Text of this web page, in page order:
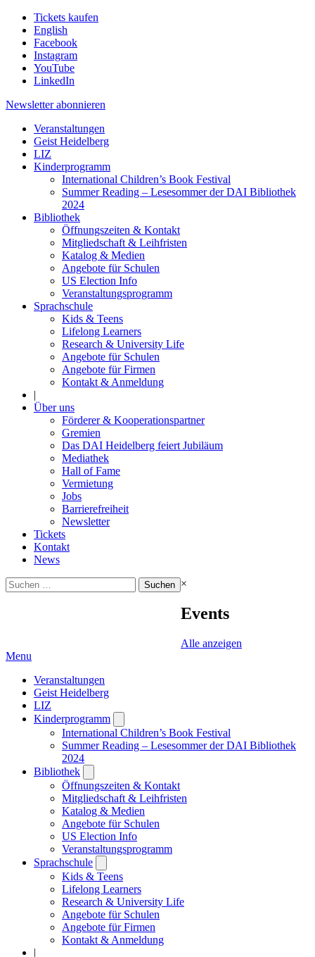
Tickets kaufen
English
Facebook
Instagram
YouTube
LinkedIn
Newsletter abonnieren
Veranstaltungen
Geist Heidelberg
LIZ
Kinderprogramm
International Children’s Book Festival
Summer Reading – Lesesommer der DAI Bibliothek
2024
Bibliothek
Öffnungszeiten & Kontakt
Mitgliedschaft & Leihfristen
Katalog & Medien
Angebote für Schulen
US Election Info
Veranstaltungsprogramm
Sprachschule
Kids & Teens
Lifelong Learners
Research & University Life
Angebote für Schulen
Angebote für Firmen
Kontakt & Anmeldung
|
Über uns
Förderer & Kooperationspartner
Gremien
Das DAI Heidelberg feiert Jubiläum
Mediathek
Hall of Fame
Vermietung
Jobs
Barrierefreiheit
Newsletter
Tickets
Kontakt
News
Suchen
nach:
×
Events
Alle anzeigen
Menu
Veranstaltungen
Geist Heidelberg
LIZ
Kinderprogramm
submenu
International Children’s Book Festival
Summer Reading – Lesesommer der DAI Bibliothek
2024
Bibliothek
submenu
Öffnungszeiten & Kontakt
Mitgliedschaft & Leihfristen
Katalog & Medien
Angebote für Schulen
US Election Info
Veranstaltungsprogramm
Sprachschule
submenu
Kids & Teens
Lifelong Learners
Research & University Life
Angebote für Schulen
Angebote für Firmen
Kontakt & Anmeldung
|